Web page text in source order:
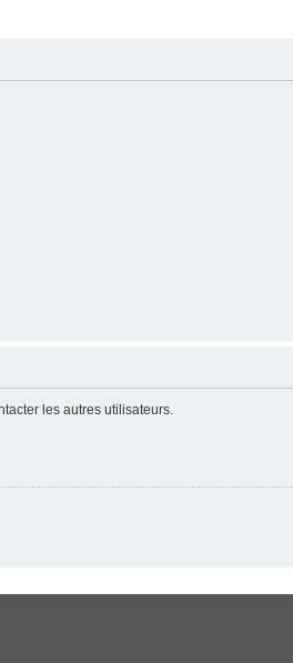
les autres utilisateurs.